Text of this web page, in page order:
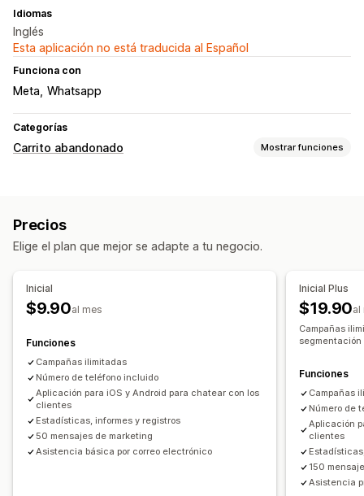
Idiomas
Inglés
Esta aplicación no está traducida al Español
Funciona con
Meta Whatsapp
Categorías
Carrito abandonado Mostrar funciones
Flujos de trabajos automatizados
Precios
Elige el plan que mejor se adapte a tu negocio.
Inicial
$9.90al mes
Funciones
Campañas ilimitadas
Número de teléfono incluido
Aplicación para iOS y Android para chatear con los
clientes
Estadísticas, informes y registros
50 mensajes de marketing
Asistencia básica por correo electrónico
Inicial Plus
$19.90al
Campañas
Funciones
Campañas
Número de
Aplicación
clientes
150
Asistencia